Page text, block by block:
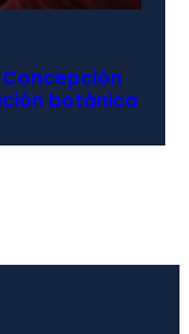
botánica